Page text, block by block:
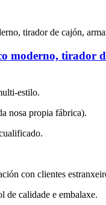
moderno, tirador
estilo.
nosa propia fábrica).
con clientes
de calidade e embalaxe.